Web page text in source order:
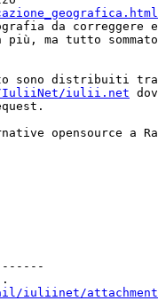
da correggere
ma tutto
sono distribuiti
IuliiNet/iulii.net
opensource a
iuliinet/attachments/